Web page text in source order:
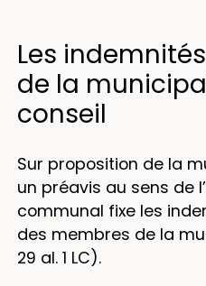
Les
de la
conseil
Sur proposition de la
un préavis au sens de
communal fixe les
des membres de la
29 al. 1 LC).